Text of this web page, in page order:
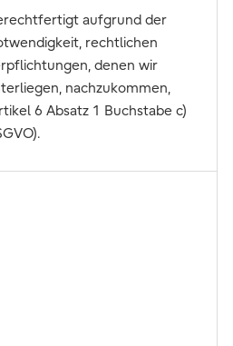
aufgrund der
rechtlichen
denen wir
nachzukommen,
6 Absatz 1 Buchstabe c)